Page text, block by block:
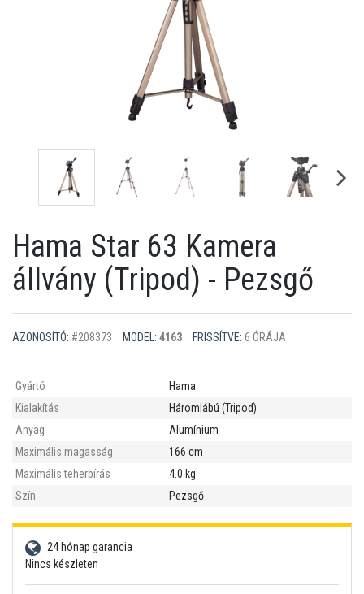
Hama Star 63 Kamera
állvány (Tripod) - Pezsgő
AZONOSÍTÓ: #208373 MODEL: 4163 FRISSÍTVE: 6 ÓRÁJA
Gyártó
Hama
Kialakítás
Háromlábú (Tripod)
Anyag
Alumínium
Maximális magasság
166 cm
Maximális teherbírás
4.0 kg
Szín
Pezsgő
24 hónap garancia
Nincs készleten